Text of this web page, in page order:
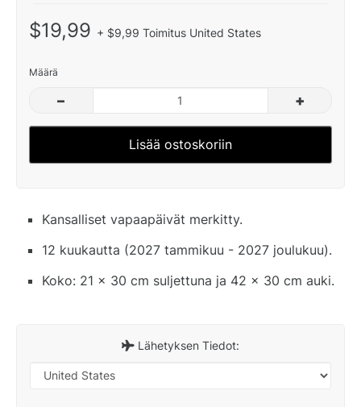
$19,99 + $9,99 Toimitus United States
Määrä
– +
Lisää ostoskoriin
Kansalliset vapaapäivät merkitty.
12 kuukautta (2027 tammikuu - 2027 joulukuu).
Koko: 21 x 30 cm suljettuna ja 42 x 30 cm auki.
Lähetyksen Tiedot: